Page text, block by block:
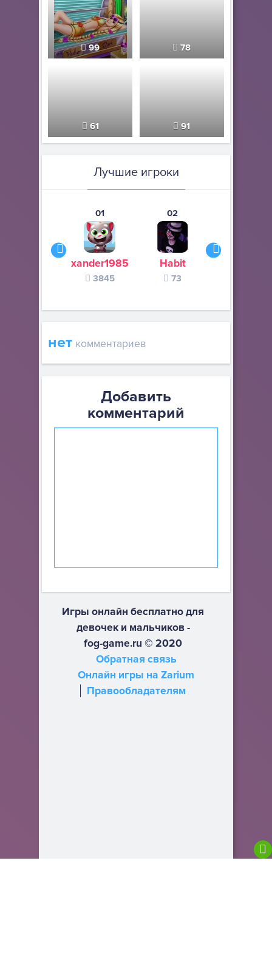
99 78
61 91
Лучшие игроки
01
xander1985
3845
02
Habit
73
нет комментариев
Добавить
комментарий
Игры онлайн бесплатно для
девочек и мальчиков -
fog-game.ru © 2020
Обратная связь
Онлайн игры на Zarium
Правообладателям